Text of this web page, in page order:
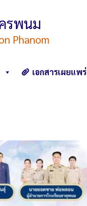
รพนม
Phanom
เอกสารเผยแพร่